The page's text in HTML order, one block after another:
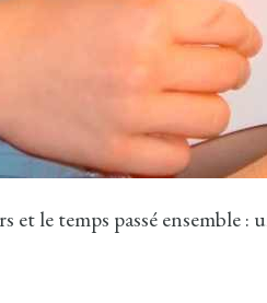
et le temps passé ensemble :